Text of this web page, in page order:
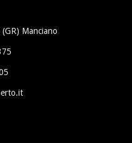
Manciano